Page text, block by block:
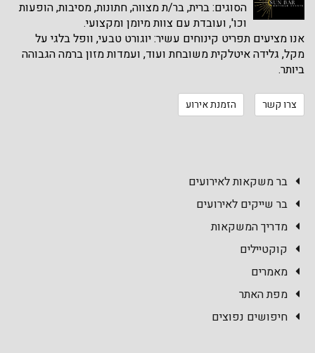
הסוגים: ברית, בר/ת מצווה, חתונות, מסיבות, הופעות
וכו', ועובדת עם צוות מיומן ומקצועי.
אנו מציעים תפריט קינוחים עשיר: יוגורט טבעי, וופל בלגי על
מקל, גלידה איטלקית משובחת ועוד, ועמדות מזון ברמה הגבוהה
ביותר.
צרו קשר הזמנת אירוע
בר משקאות לאירועים
בר שייקים לאירועים
מדריך המשקאות
קוקטיילים
מאמרים
מפת האתר
חיפושים נפוצים